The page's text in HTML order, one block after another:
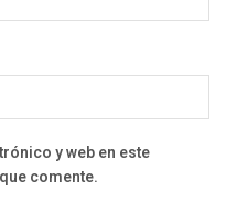
y web en este
comente.